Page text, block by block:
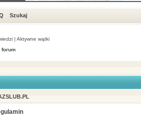
Szukaj
| Aktywne wątki
forum